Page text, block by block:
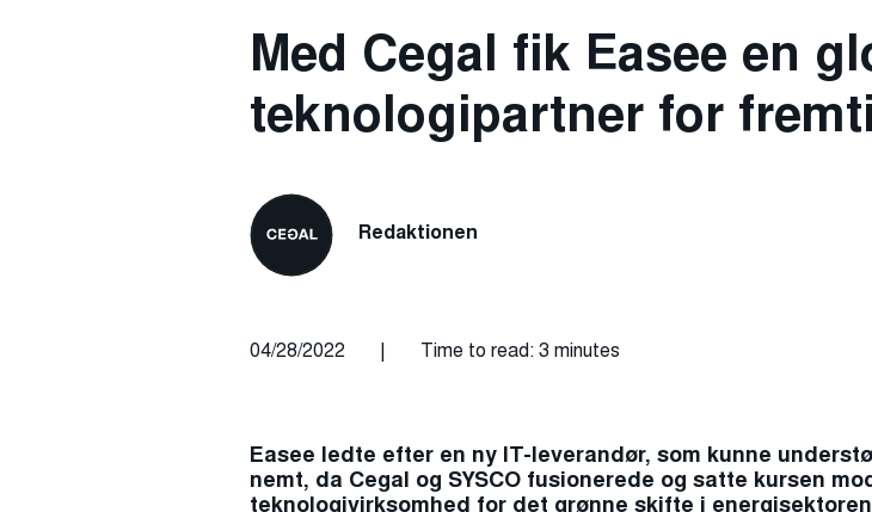
Med Cegal fik Easee en
teknologipartner for
Redaktionen
04/28/2022 | Time to read: 3 minutes
Easee ledte efter en ny IT-leverandør, som kunne
nemt, da Cegal og SYSCO fusionerede og satte kursen
teknologivirksomhed for det grønne skifte i